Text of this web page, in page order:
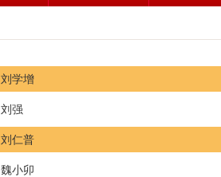
刘学增
刘强
刘仁普
魏小卯